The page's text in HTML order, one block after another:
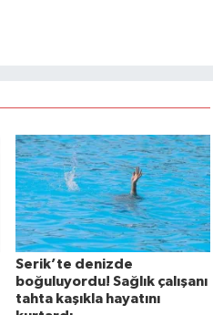
Serik’te denizde
boğuluyordu! Sağlık çalışanı
tahta kaşıkla hayatını